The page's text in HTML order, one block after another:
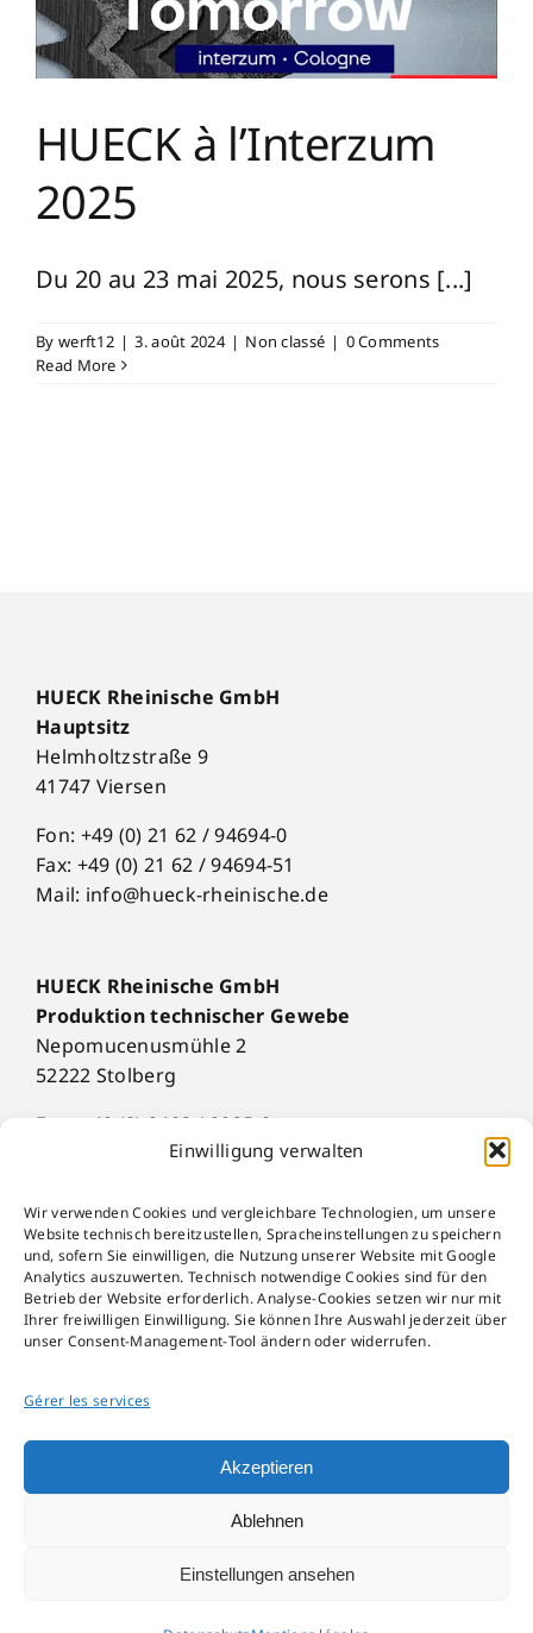
Einwilligung verwalten
Wir verwenden Cookies und vergleichbare Technologien, um unsere
Website technisch bereitzustellen, Spracheinstellungen zu speichern
und, sofern Sie einwilligen, die Nutzung unserer Website mit Google
Analytics auszuwerten. Technisch notwendige Cookies sind für den
Betrieb der Website erforderlich. Analyse-Cookies setzen wir nur mit
Ihrer freiwilligen Einwilligung. Sie können Ihre Auswahl jederzeit über
unser Consent-Management-Tool ändern oder widerrufen.
Gérer les services
Akzeptieren
Ablehnen
Einstellungen ansehen
HUECK à l’Interzum
2025
Du 20 au 23 mai 2025, nous serons [...]
By werft12 | 3. août 2024 | Non classé | 0 Comments
Read More
HUECK Rheinische GmbH
Hauptsitz
Helmholtzstraße 9
41747 Viersen
Fon: +49 (0) 21 62 / 94694-0
Fax: +49 (0) 21 62 / 94694-51
Mail: info@hueck-rheinische.de
HUECK Rheinische GmbH
Produktion technischer Gewebe
Nepomucenusmühle 2
52222 Stolberg
Fon: +49 (0) 2402 / 9035-0
Fax: +49 (0) 2402 / 9035-29
Mentions légales
AGB
AEB
Störfall-Information
Loi sur les emballages